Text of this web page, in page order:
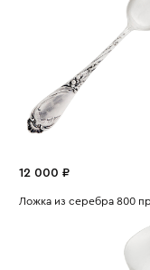
12 000 ₽
Ложка из серебра 800